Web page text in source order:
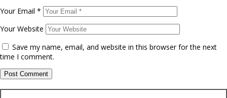
Your Email *
Your Website
Save my name, email, and website in this browser for the next
time I comment.